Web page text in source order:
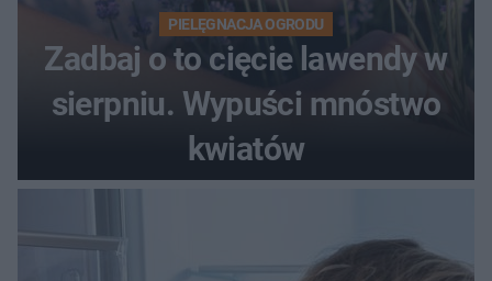
PIELĘGNACJA OGRODU
Zadbaj o to cięcie lawendy w
sierpniu. Wypuści mnóstwo
kwiatów